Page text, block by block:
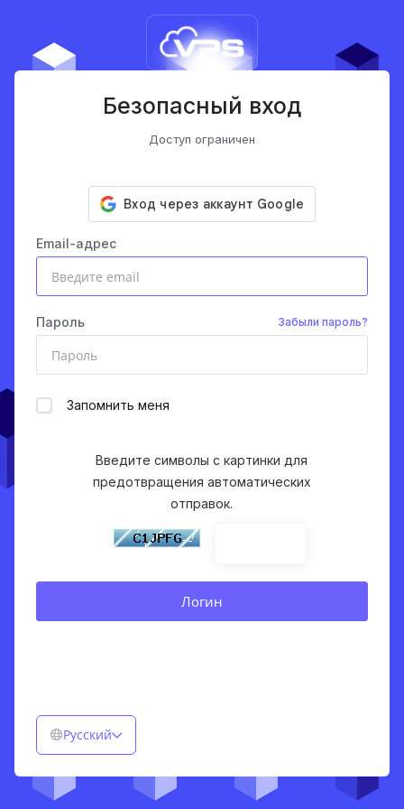
Безопасный вход
Доступ ограничен
Email-адрес
Пароль Забыли пароль?
Запомнить меня
Введите символы с картинки для
предотвращения автоматических
отправок.
Русский